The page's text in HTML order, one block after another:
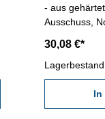
- aus
Ausschuss,
30,08 €*
In